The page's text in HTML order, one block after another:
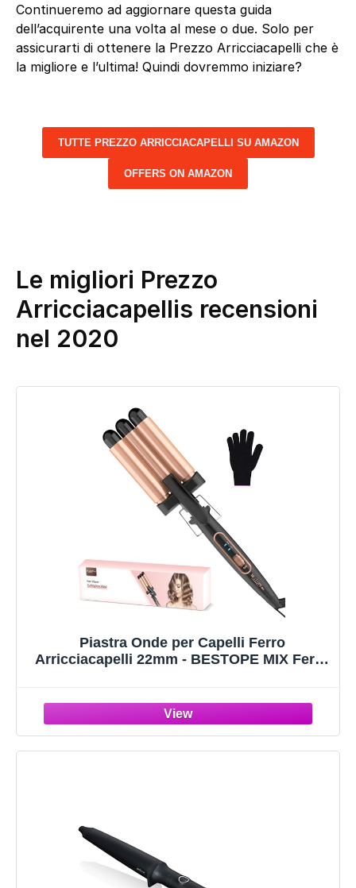
Continueremo ad aggiornare questa guida
dell’acquirente una volta al mese o due. Solo per
assicurarti di ottenere la Prezzo Arricciacapelli che è
la migliore e l’ultima! Quindi dovremmo iniziare?
TUTTE PREZZO ARRICCIACAPELLI SU AMAZON
OFFERS ON AMAZON
Le migliori Prezzo
Arricciacapellis recensioni
nel 2020
Piastra Onde per Capelli Ferro
Arricciacapelli 22mm - BESTOPE MIX Ferro
per Capelli Onde per Capelli Lunghi e Corti